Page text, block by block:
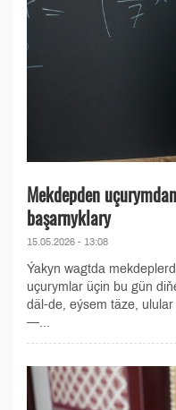
Mekdepden
başarnyklary
15.05.2026 - 13:08
Ýakyn wagtda
uçurymlar üçin bu gün
däl-de, eýsem täze,
—...